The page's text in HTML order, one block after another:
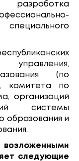
разработка
управления,
(по
комитета по
организаций
системы
образования и
возложенными
следующие